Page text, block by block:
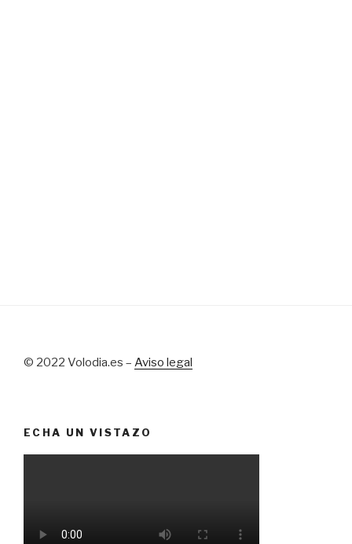
© 2022 Volodia.es – Aviso legal
ECHA UN VISTAZO